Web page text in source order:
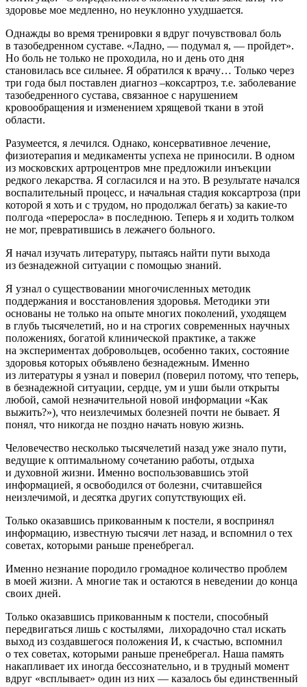
здоровье мое медленно, но неуклонно ухудшается.
Однажды во время тренировки я вдруг почувствовал боль
в тазобедренном суставе. «Ладно, — подумал я, — пройдет».
Но боль не только не проходила, но и день ото дня
становилась все сильнее. Я обратился к врачу… Только через
три года был поставлен диагноз –коксартроз, т.е. заболевание
тазобедренного сустава, связанное с нарушением
кровообращения и изменением хрящевой ткани в этой
области.
Разумеется, я лечился. Однако, консервативное лечение,
физиоте­рапия и медикаменты успеха не приносили. В одном
из московских артроцентров мне предложили инъекции
редкого лекарства. Я согласил­ся и на это. В результате начался
воспалительный процесс, и начальная стадия коксартроза (при
которой я хоть и с трудом, но продолжал бегать) за какие-то
полгода «переросла» в последнюю. Теперь я и ходить толком
не мог, превратившись в лежачего больного.
Я начал изучать литературу, пытаясь найти пути выхода
из безнадежной ситуации с помощью знаний.
Я узнал о существовании многочисленных методик
поддержания и восстановления здоровья. Методики эти
основаны не только на опыте многих поколений, уходящем
в глубь тысячелетий, но и на строгих современных научных
положениях, богатой клинической практике, а также
на экспериментах добровольцев, особенно таких, состояние
здоровья которых объявлено безнадежным. Именно
из литературы я узнал и поверил (поверил потому, что теперь,
в безнадежной ситуации, сердце, ум и уши были открыты
любой, самой незначительной новой информации «Как
выжить?»), что неизлечимых болезней почти не бывает. Я
понял, что никогда не поздно начать новую жизнь.
Человечество несколько тысячелетий назад уже знало пути,
ведущие к оптимальному сочетанию работы, отдыха
и духовной жизни. Именно воспользовавшись этой
информацией, я освободился от болезни, считавшейся
неизлечимой, и десятка других сопутствующих ей.
Только оказавшись прикованным к постели, я воспринял
информацию, известную тысячи лет назад, и вспомнил о тех
советах, которыми раньше пренебрегал.
Именно незнание породило громадное количество проблем
в моей жизни. А многие так и остаются в неведении до конца
своих дней.
Только оказавшись прикованным к постели, способный
передвигаться лишь с костылями, ­ лихорадочно стал искать
выход из создавшегося положения И, к счастью, вспомнил
о тех советах, которыми раньше пренебрегал. Наша память
накапливает их иногда бессознательно, и в трудный момент
вдруг «всплывает» один из них — казалось бы единст­венный